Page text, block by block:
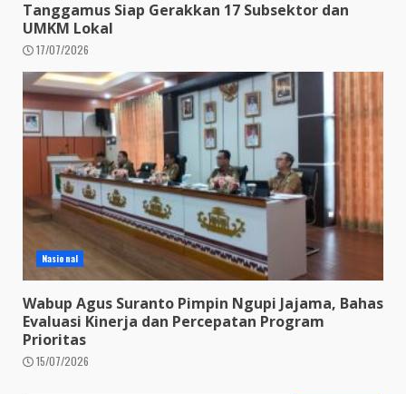
Tanggamus Siap Gerakkan 17 Subsektor dan
UMKM Lokal
17/07/2026
Nasional
Wabup Agus Suranto Pimpin Ngupi Jajama, Bahas
Evaluasi Kinerja dan Percepatan Program
Prioritas
15/07/2026